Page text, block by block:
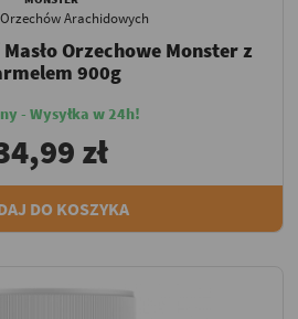
Orzechów Arachidowych
Orzechowe Monster z
900g
- Wysyłka w 24h!
zł
DO KOSZYKA